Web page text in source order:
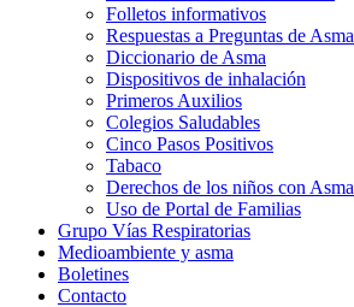
Folletos informativos
Respuestas a Preguntas de Asma
Diccionario de Asma
Dispositivos de inhalación
Primeros Auxilios
Colegios Saludables
Cinco Pasos Positivos
Tabaco
Derechos de los niños con Asma
Uso de Portal de Familias
Grupo Vías Respiratorias
Medioambiente y asma
Boletines
Contacto